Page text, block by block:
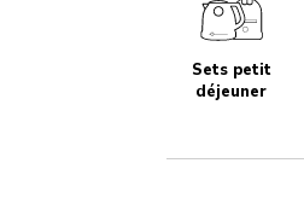
Sets petit
déjeuner